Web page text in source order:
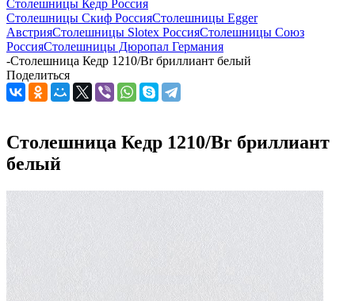
Столешницы Кедр Россия
Столешницы Скиф РоссияСтолешницы Egger
АвстрияСтолешницы Slotex РоссияСтолешницы Союз
РоссияСтолешницы Дюропал Германия
-Столешница Кедр 1210/Br бриллиант белый
Поделиться
Столешница Кедр 1210/Br бриллиант
белый